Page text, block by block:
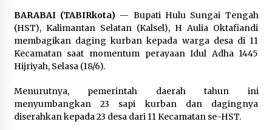
Agustus 4, 2026
BARABAI (TABIRkota)— Bupati Hulu Sungai Tengah
(HST), Kalimantan Selatan (Kalsel), H Aulia Oktafiandi
membagikan daging kurban kepada warga desa di 11
Kecamatan saat momentum perayaan Idul Adha 1445
Hijriyah, Selasa (18/6).
Menurutnya, pemerintah daerah tahun ini
menyumbangkan 23 sapi kurban dan dagingnya
diserahkan kepada 23 desa dari 11 Kecamatan se-HST.